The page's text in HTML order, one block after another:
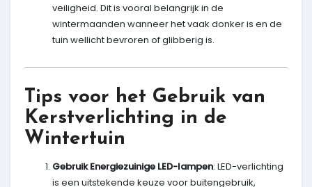
veiligheid. Dit is vooral belangrijk in de
wintermaanden wanneer het vaak donker is en de
tuin wellicht bevroren of glibberig is.
Tips voor het Gebruik van
Kerstverlichting in de
Wintertuin
Gebruik Energiezuinige LED-lampen: LED-verlichting
is een uitstekende keuze voor buitengebruik,